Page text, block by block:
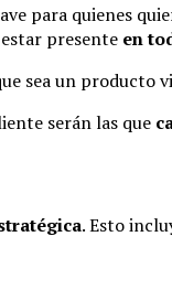
para quienes
presente en
sea un producto
serán las que
. Esto